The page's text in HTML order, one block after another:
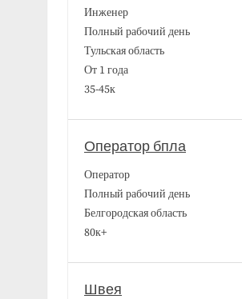
Инженер
Полный рабочий день
Тульская область
От 1 года
35-45к
Оператор бпла
Оператор
Полный рабочий день
Белгородская область
80к+
Швея